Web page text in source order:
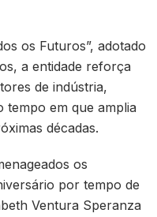
os Futuros”, adotado
a entidade reforça
de indústria,
tempo em que amplia
décadas.
os
por tempo de
Ventura Speranza